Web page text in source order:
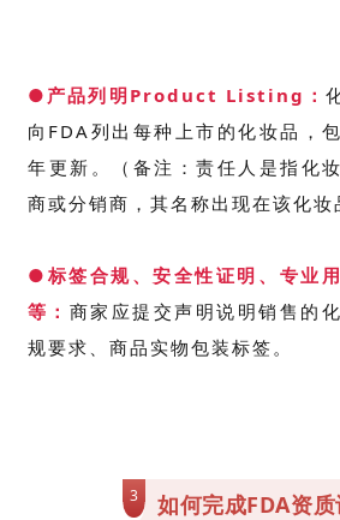
●产品列明Product Listing：
向FDA列出每种上市的化妆品，
年更新。（备注：责任人是指化
商或分销商，其名称出现在该化妆
●标签合规、安全性证明、专业
等： 商家应提交声明说明销售的
规要求、商品实物包装标签。
3 如何完成FDA资